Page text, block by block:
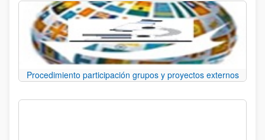
Procedimiento participación grupos y proyectos externos